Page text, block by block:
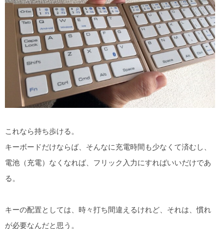
これなら持ち歩ける。
キーボードだけならば、そんなに充電時間も少なくて済むし、
電池（充電）なくなれば、フリック入力にすればいいだけであ
る。
キーの配置としては、時々打ち間違えるけれど、それは、慣れ
が必要なんだと思う。